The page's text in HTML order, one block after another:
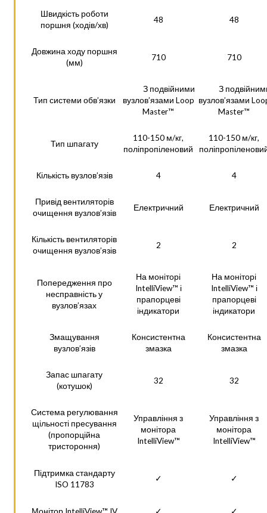
Швидкість роботи
поршня (ходів/хв)
48 48
Довжина ходу поршня
(мм)
710 710
Тип системи обв’язки
З подвійними
вузлов’язами Loop
Master™
З
вузлов’язами
Master™
Тип шпагату
110-150 м/кг,
поліпропіленовий
110-150 м/кг,
Кількість вузлов’язів 4 4
Привід вентиляторів
очищення вузлов’язів
Електричний Електричний
Кількість вентиляторів
очищення вузлов’язів
2 2
Попередження про
несправність у
вузлов’язах
На моніторі
IntelliView™ і
прапорцеві
індикатори
На моніторі
IntelliView™ і
прапорцеві
індикатори
Змащування
вузлов’язів
Консистентна
змазка
Консистентна
змазка
Запас шпагату
(котушок)
32 32
Система регулювання
щільності пресування
(пропорційна
тристороння)
Управління з
монітора
IntelliView™
Управління з
монітора
IntelliView™
Підтримка стандарту
ISO 11783
✓ ✓